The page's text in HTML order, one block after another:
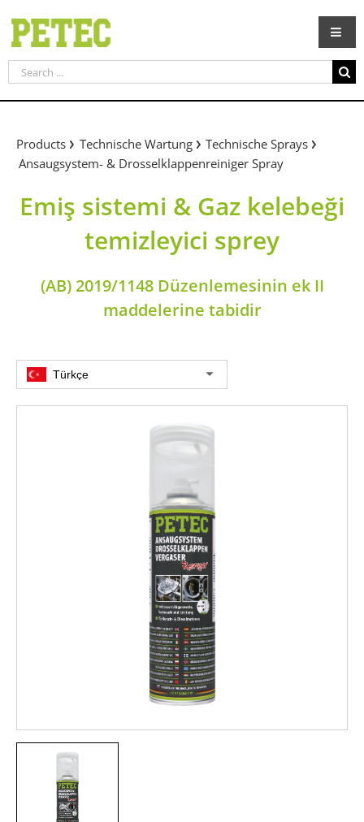
content
Search
for:
Products Technische Wartung
Technische Sprays
Ansaugsystem- & Drosselklappenreiniger Spray
Emiş sistemi & Gaz kelebeği
temizleyici sprey
(AB) 2019/1148 Düzenlemesinin ek II
maddelerine tabidir
Türkçe